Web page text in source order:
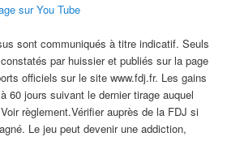
sur You Tube
sont communiqués à titre indicatif. Seuls
par huissier et publiés sur la page
officiels sur le site www.fdj.fr. Les gains
60 jours suivant le dernier tirage auquel
règlement.Vérifier auprès de la FDJ si
Le jeu peut devenir une addiction,